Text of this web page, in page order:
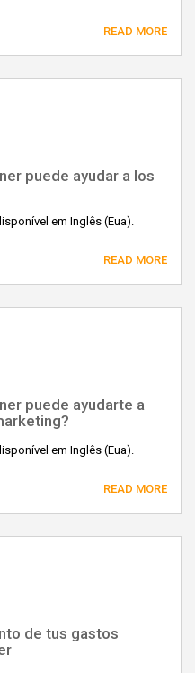
READ MORE
puede ayudar a los
em Inglês (Eua).
READ MORE
puede ayudarte a
em Inglês (Eua).
READ MORE
de tus gastos